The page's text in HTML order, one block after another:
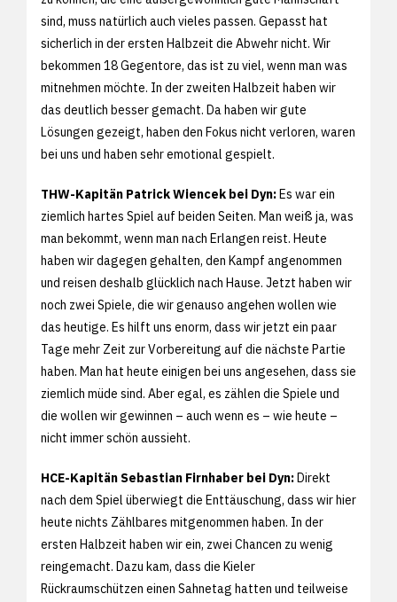
sind, muss natürlich auch vieles passen. Gepasst hat
sicherlich in der ersten Halbzeit die Abwehr nicht. Wir
bekommen 18 Gegentore, das ist zu viel, wenn man was
mitnehmen möchte. In der zweiten Halbzeit haben wir
das deutlich besser gemacht. Da haben wir gute
Lösungen gezeigt, haben den Fokus nicht verloren, waren
bei uns und haben sehr emotional gespielt.
THW-Kapitän Patrick Wiencek bei Dyn: Es war ein
ziemlich hartes Spiel auf beiden Seiten. Man weiß ja, was
man bekommt, wenn man nach Erlangen reist. Heute
haben wir dagegen gehalten, den Kampf angenommen
und reisen deshalb glücklich nach Hause. Jetzt haben wir
noch zwei Spiele, die wir genauso angehen wollen wie
das heutige. Es hilft uns enorm, dass wir jetzt ein paar
Tage mehr Zeit zur Vorbereitung auf die nächste Partie
haben. Man hat heute einigen bei uns angesehen, dass sie
ziemlich müde sind. Aber egal, es zählen die Spiele und
die wollen wir gewinnen – auch wenn es – wie heute –
nicht immer schön aussieht.
HCE-Kapitän Sebastian Firnhaber bei Dyn: Direkt
nach dem Spiel überwiegt die Enttäuschung, dass wir hier
heute nichts Zählbares mitgenommen haben. In der
ersten Halbzeit haben wir ein, zwei Chancen zu wenig
reingemacht. Dazu kam, dass die Kieler
Rückraumschützen einen Sahnetag hatten und teilweise